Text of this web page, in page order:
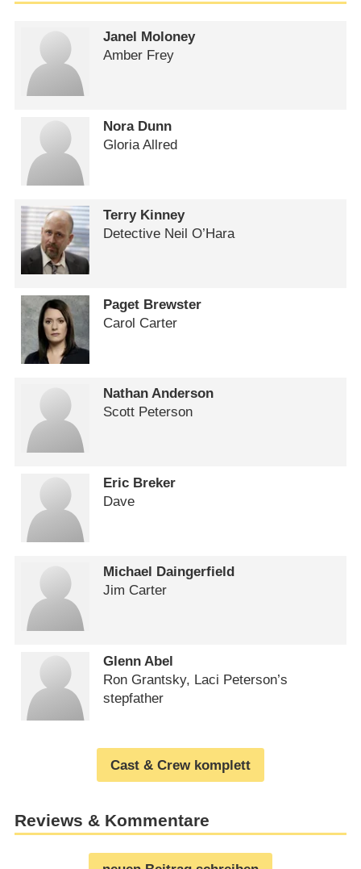
Janel Moloney
Amber Frey
Nora Dunn
Gloria Allred
Terry Kinney
Detective Neil O’Hara
Paget Brewster
Carol Carter
Nathan Anderson
Scott Peterson
Eric Breker
Dave
Michael Daingerfield
Jim Carter
Glenn Abel
Ron Grantsky, Laci Peterson’s
stepfather
Cast & Crew komplett
Reviews & Kommentare